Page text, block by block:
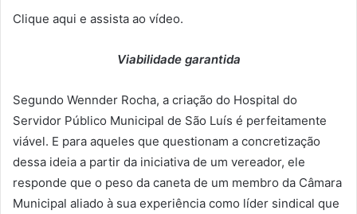
Clique aqui e assista ao vídeo.
Viabilidade garantida
Segundo Wennder Rocha, a criação do Hospital do
Servidor Público Municipal de São Luís é perfeitamente
viável. E para aqueles que questionam a concretização
dessa ideia a partir da iniciativa de um vereador, ele
responde que o peso da caneta de um membro da Câmara
Municipal aliado à sua experiência como líder sindical que